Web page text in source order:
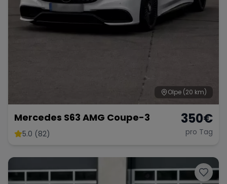
Olpe (20 km)
Mercedes S63 AMG Coupe-3
5.0 (82)
350€
pro Tag